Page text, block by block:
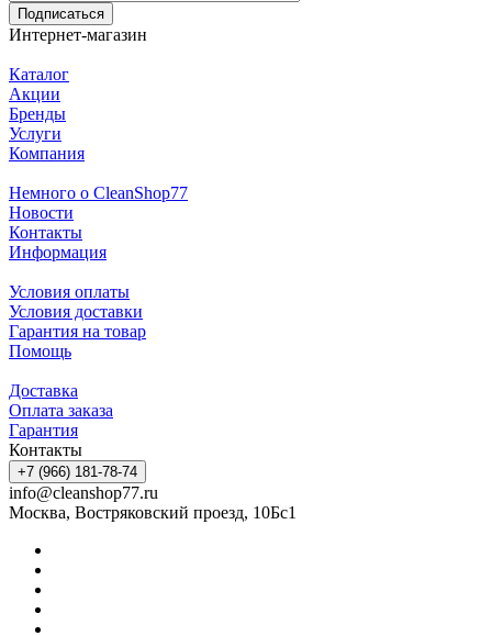
Подписаться
Интернет-магазин
Каталог
Акции
Бренды
Услуги
Компания
Немного о CleanShop77
Новости
Контакты
Информация
Условия оплаты
Условия доставки
Гарантия на товар
Помощь
Доставка
Оплата заказа
Гарантия
Контакты
+7 (966) 181-78-74
info@cleanshop77.ru
Москва, Востряковский проезд, 10Бс1